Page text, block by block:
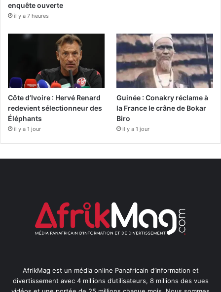
enquête ouverte
il y a 7 heures
Côte d’Ivoire : Hervé Renard
redevient sélectionneur des
Éléphants
il y a 1 jour
Guinée : Conakry réclame à
la France le crâne de Bokar
Biro
il y a 1 jour
AfrikMag est un média online Panafricain d’information et
divertissement avec 4 millions d’utilisateurs, 8 millions des vues